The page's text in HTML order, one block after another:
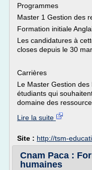
Programmes
Master 1 Gestion des
Formation initiale
Les candidatures à
closes depuis le 30
Carrières
Le Master Gestion
étudiants qui
domaine des
Lire la suite
Site : http://tsm-
Cnam Paca :
humaines